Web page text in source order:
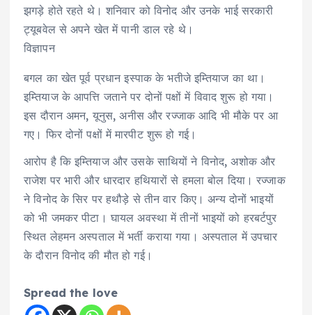
झगड़े होते रहते थे। शनिवार को विनोद और उनके भाई सरकारी
ट्यूबवेल से अपने खेत में पानी डाल रहे थे।
विज्ञापन
बगल का खेत पूर्व प्रधान इस्पाक के भतीजे इम्तियाज का था।
इम्तियाज के आपत्ति जताने पर दोनों पक्षों में विवाद शुरू हो गया।
इस दौरान अमन, यूनुस, अनीस और रज्जाक आदि भी मौके पर आ
गए। फिर दोनों पक्षों में मारपीट शुरू हो गई।
आरोप है कि इम्तियाज और उसके साथियों ने विनोद, अशोक और
राजेश पर भारी और धारदार हथियारों से हमला बोल दिया। रज्जाक
ने विनोद के सिर पर हथौड़े से तीन वार किए। अन्य दोनों भाइयों
को भी जमकर पीटा। घायल अवस्था में तीनों भाइयों को हरबर्टपुर
स्थित लेहमन अस्पताल में भर्ती कराया गया। अस्पताल में उपचार
के दौरान विनोद की मौत हो गई।
Spread the love